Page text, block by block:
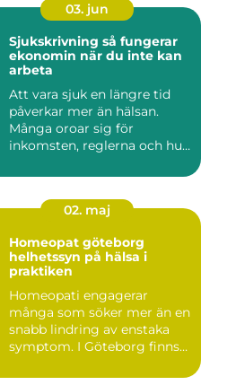
03. jun
Sjukskrivning så fungerar
ekonomin när du inte kan
arbeta
Att vara sjuk en längre tid
påverkar mer än hälsan.
Många oroar sig för
inkomsten, reglerna och hur
02. maj
Homeopat göteborg
helhetssyn på hälsa i
praktiken
Homeopati engagerar
många som söker mer än en
snabb lindring av enstaka
symptom. I Göteborg finns